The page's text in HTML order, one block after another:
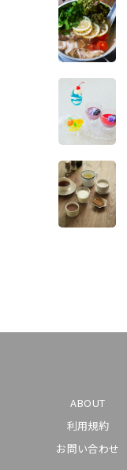
ABOUT
利用規約
お問い合わせ